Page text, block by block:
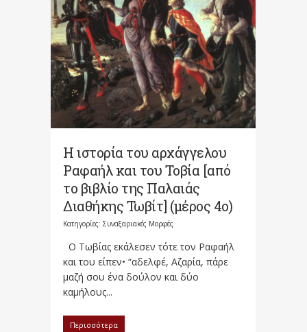
Η ιστορία του αρχάγγελου
Ραφαήλ και του Τοβία [από
το βιβλίο της Παλαιάς
Διαθήκης Τωβίτ] (μέρος 4ο)
Κατηγορίες: Συναξαριακές Μορφές
Ο Τωβίας εκάλεσεν τότε τον Ραφαήλ
και του είπεν• “αδελφέ, Αζαρία, πάρε
μαζή σου ένα δούλον και δύο
καμήλους...
Περισσότερα